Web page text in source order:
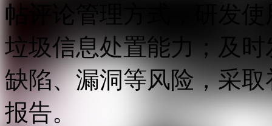
帖评论管理方式，研发
垃圾信息处置能力；及
缺陷、漏洞等风险，采
报告。